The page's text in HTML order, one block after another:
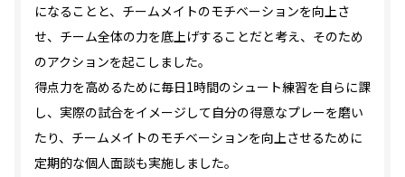
になることと、チームメイトのモチベーションを向上さ
せ、チーム全体の力を底上げすることだと考え、そのため
のアクションを起こしました。
得点力を高めるために毎日1時間のシュート練習を自らに課
し、実際の試合をイメージして自分の得意なプレーを磨い
たり、チームメイトのモチベーションを向上させるために
定期的な個人面談も実施しました。